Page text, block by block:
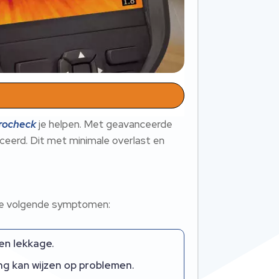
je helpen. Met geavanceerde
Dit met minimale overlast en
volgende symptomen:
lekkage.
kan wijzen op problemen.